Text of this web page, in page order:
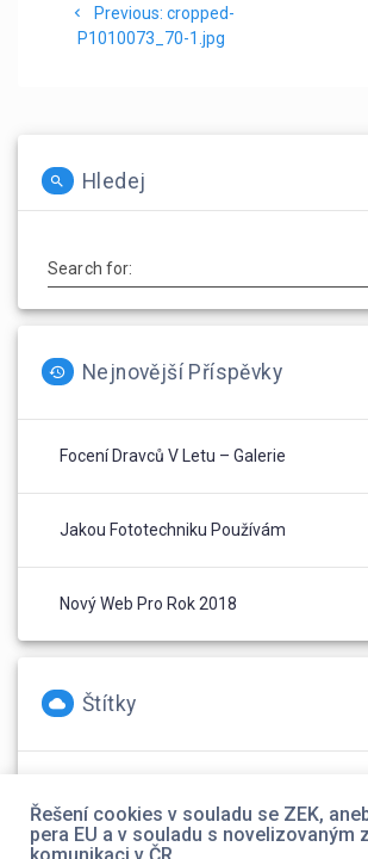
pro Previous: Previous
post:
cropped-
P1010073_70-1.jpg
Hledej
Search for:
Nejnovější Příspěvky
Focení Dravců V Letu – Galerie
Jakou Fototechniku Používám
Nový Web Pro Rok 2018
Štítky
Řešení cookies v souladu se ZEK,
pera EU a v souladu s novelizovaným